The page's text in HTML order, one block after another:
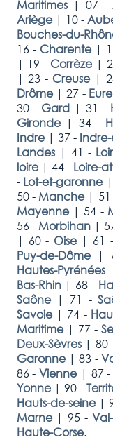
Maritimes | 07 -
Ariège | 10 -
Bouches-du-
16 - Charente |
| 19 - Corrèze |
|23 - Creuse |
Drôme |27 - Eure
30 - Gard | 31 -
Gironde | 34 -
Indre | 37 -
Landes | 41 -
loire | 44 - Loire-
- Lot-et-garonne |
50 - Manche | 51
Mayenne |54 -
56 - Morbihan |
| 60 - Oise | 61 -
Puy-de-Dôme
|
Hautes-Pyrénées
Bas-Rhin | 68 -
Saône | 71 -
Savoie | 74 -
Maritime | 77 -
Deux-Sèvres | 80
Garonne |83 -
86 -Vienne | 87 -
Yonne |90 -
Hauts-de-seine |
Marne |95 -
Haute-Corse.